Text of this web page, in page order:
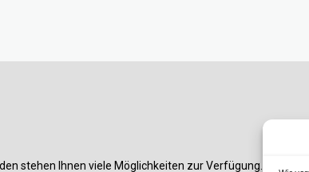
stehen Ihnen viele Möglichkeiten zur Verfügung. Am